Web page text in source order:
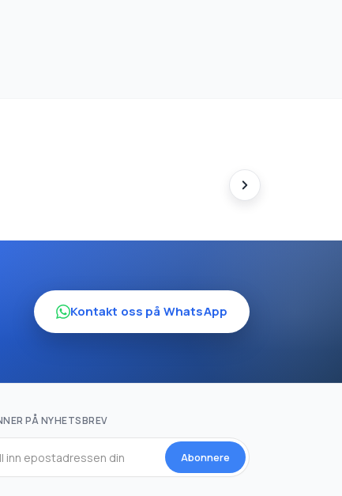
Kontakt oss på WhatsApp
PÅ NYHETSBREV
Abonnere